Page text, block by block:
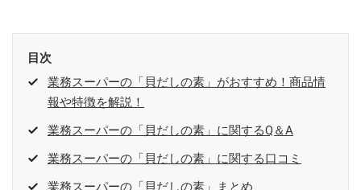
目次
業務スーパーの「貝だしの素」がおすすめ！商品情
報や特徴を解説！
業務スーパーの「貝だしの素」に関するQ＆A
業務スーパーの「貝だしの素」に関する口コミ
業務スーパーの「貝だしの素」まとめ